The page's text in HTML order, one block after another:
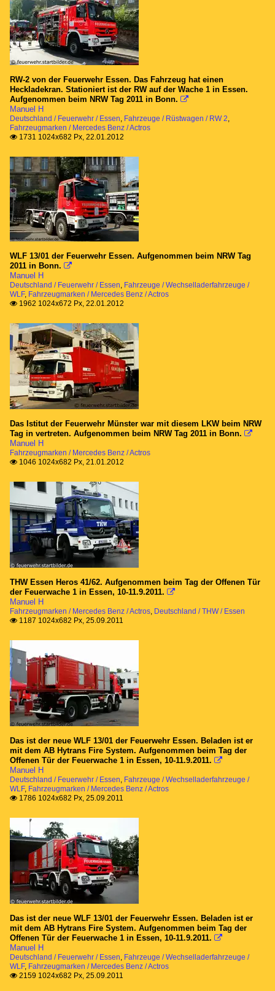
RW-2 von der Feuerwehr Essen. Das Fahrzeug hat einen
Heckladekran. Stationiert ist der RW auf der Wache 1 in Essen.
Aufgenommen beim NRW Tag 2011 in Bonn. 
Manuel H
Deutschland / Feuerwehr / Essen, Fahrzeuge / Rüstwagen / RW 2,
Fahrzeugmarken / Mercedes Benz / Actros
 1731 1024x682 Px, 22.01.2012
WLF 13/01 der Feuerwehr Essen. Aufgenommen beim NRW Tag
2011 in Bonn. 
Manuel H
Deutschland / Feuerwehr / Essen, Fahrzeuge / Wechselladerfahrzeuge /
WLF, Fahrzeugmarken / Mercedes Benz / Actros
 1962 1024x672 Px, 22.01.2012
Das Istitut der Feuerwehr Münster war mit diesem LKW beim NRW
Tag in vertreten. Aufgenommen beim NRW Tag 2011 in Bonn. 
Manuel H
Fahrzeugmarken / Mercedes Benz / Actros
 1046 1024x682 Px, 21.01.2012
THW Essen Heros 41/62. Aufgenommen beim Tag der Offenen Tür
der Feuerwache 1 in Essen, 10-11.9.2011. 
Manuel H
Fahrzeugmarken / Mercedes Benz / Actros, Deutschland / THW / Essen
 1187 1024x682 Px, 25.09.2011
Das ist der neue WLF 13/01 der Feuerwehr Essen. Beladen ist er
mit dem AB Hytrans Fire System. Aufgenommen beim Tag der
Offenen Tür der Feuerwache 1 in Essen, 10-11.9.2011. 
Manuel H
Deutschland / Feuerwehr / Essen, Fahrzeuge / Wechselladerfahrzeuge /
WLF, Fahrzeugmarken / Mercedes Benz / Actros
 1786 1024x682 Px, 25.09.2011
Das ist der neue WLF 13/01 der Feuerwehr Essen. Beladen ist er
mit dem AB Hytrans Fire System. Aufgenommen beim Tag der
Offenen Tür der Feuerwache 1 in Essen, 10-11.9.2011. 
Manuel H
Deutschland / Feuerwehr / Essen, Fahrzeuge / Wechselladerfahrzeuge /
WLF, Fahrzeugmarken / Mercedes Benz / Actros
 2159 1024x682 Px, 25.09.2011